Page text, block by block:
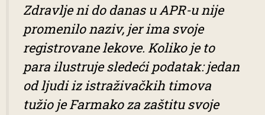
Zdravljeni do danas u APR-u nije
promenilo naziv, jer ima svoje
registrovane lekove. Koliko je to
para ilustruje sledeći podatak: jedan
od ljudi iz istraživačkih timova
tužio je Farmako za zaštitu svoje